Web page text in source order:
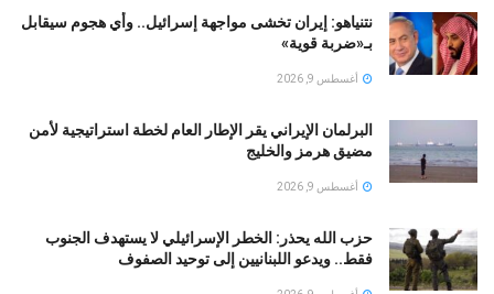
نتنياهو: إيران تخشى مواجهة إسرائيل.. وأي هجوم سيقابل
بـ«ضربة قوية»
أغسطس 9, 2026
البرلمان الإيراني يقر الإطار العام لخطة استراتيجية لأمن
مضيق هرمز والخليج
أغسطس 9, 2026
حزب الله يحذر: الخطر الإسرائيلي لا يستهدف الجنوب
فقط.. ويدعو اللبنانيين إلى توحيد الصفوف